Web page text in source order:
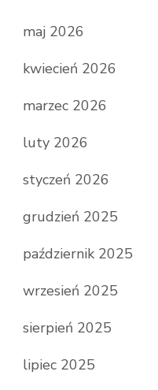
maj 2026
kwiecień 2026
marzec 2026
luty 2026
styczeń 2026
grudzień 2025
październik 2025
wrzesień 2025
sierpień 2025
lipiec 2025